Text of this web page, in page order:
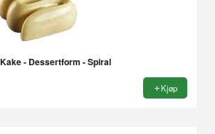
Kake - Dessertform - Spiral
Kjøp